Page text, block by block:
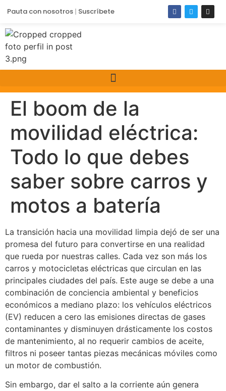
Pauta con nosotros Suscríbete
El boom de la
movilidad eléctrica:
Todo lo que debes
saber sobre carros y
motos a batería
La transición hacia una movilidad limpia dejó de ser una
promesa del futuro para convertirse en una realidad
que rueda por nuestras calles. Cada vez son más los
carros y motocicletas eléctricas que circulan en las
principales ciudades del país. Este auge se debe a una
combinación de conciencia ambiental y beneficios
económicos a mediano plazo: los vehículos eléctricos
(EV) reducen a cero las emisiones directas de gases
contaminantes y disminuyen drásticamente los costos
de mantenimiento, al no requerir cambios de aceite,
filtros ni poseer tantas piezas mecánicas móviles como
un motor de combustión.
Sin embargo, dar el salto a la corriente aún genera